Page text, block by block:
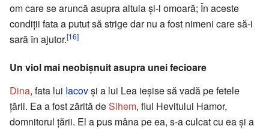
om care se aruncă asupra altuia și-l omoară; În aceste
condiții fata a putut să strige dar nu a fost nimeni care să-i
sară în ajutor.[16]
Un viol mai neobişnuit asupra unei fecioare
Dina, fata lui Iacovși a lui Lea ieșise să vadă pe fetele
țării. Ea a fost zărită deSihem, fiul Hevitului Hamor,
domnitorul țării. El a pus mâna pe ea, s-a culcat cu ea și a